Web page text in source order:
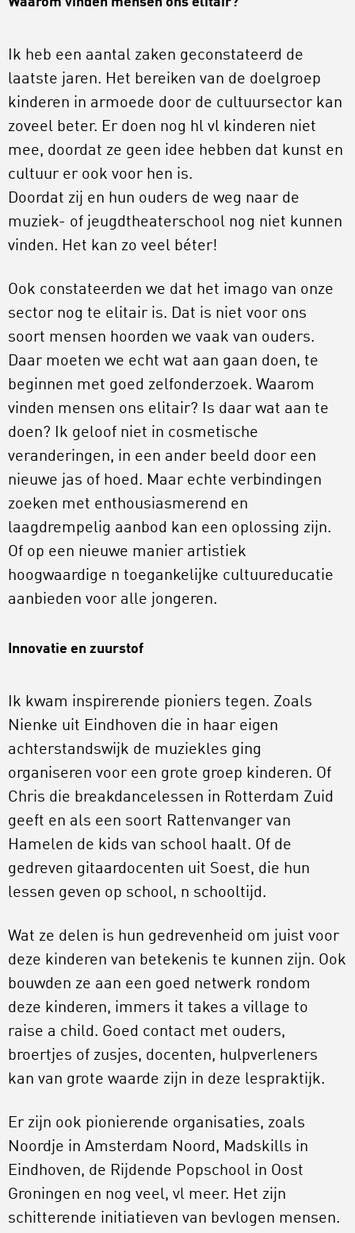
Ik heb een aantal zaken geconstateerd de
laatste jaren. Het bereiken van de doelgroep
kinderen in armoede door de cultuursector kan
zoveel beter. Er doen nog hl vl kinderen niet
mee, doordat ze geen idee hebben dat kunst en
cultuur er ook voor hen is.
Doordat zij en hun ouders de weg naar de
muziek- of jeugdtheaterschool nog niet kunnen
vinden. Het kan zo veel béter!
Ook constateerden we dat het imago van onze
sector nog te elitair is. Dat is niet voor ons
soort mensen hoorden we vaak van ouders.
Daar moeten we echt wat aan gaan doen, te
beginnen met goed zelfonderzoek. Waarom
vinden mensen ons elitair? Is daar wat aan te
doen? Ik geloof niet in cosmetische
veranderingen, in een ander beeld door een
nieuwe jas of hoed. Maar echte verbindingen
zoeken met enthousiasmerend en
laagdrempelig aanbod kan een oplossing zijn.
Of op een nieuwe manier artistiek
hoogwaardige n toegankelijke cultuureducatie
aanbieden voor alle jongeren.
Innovatie en zuurstof
Ik kwam inspirerende pioniers tegen. Zoals
Nienke uit Eindhoven die in haar eigen
achterstandswijk de muziekles ging
organiseren voor een grote groep kinderen. Of
Chris die breakdancelessen in Rotterdam Zuid
geeft en als een soort Rattenvanger van
Hamelen de kids van school haalt. Of de
gedreven gitaardocenten uit Soest, die hun
lessen geven op school, n schooltijd.
Wat ze delen is hun gedrevenheid om juist voor
deze kinderen van betekenis te kunnen zijn. Ook
bouwden ze aan een goed netwerk rondom
deze kinderen, immers it takes a village to
raise a child. Goed contact met ouders,
broertjes of zusjes, docenten, hulpverleners
kan van grote waarde zijn in deze lespraktijk.
Er zijn ook pionierende organisaties, zoals
Noordje in Amsterdam Noord, Madskills in
Eindhoven, de Rijdende Popschool in Oost
Groningen en nog veel, vl meer. Het zijn
schitterende initiatieven van bevlogen mensen.